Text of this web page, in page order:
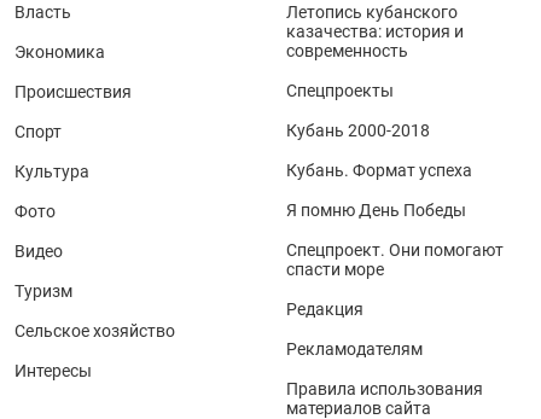
Власть
Экономика
Происшествия
Спорт
Культура
Фото
Видео
Туризм
Сельское хозяйство
Интересы
Летопись кубанского
казачества: история и
современность
Спецпроекты
Кубань 2000-2018
Кубань. Формат успеха
Я помню День Победы
Спецпроект. Они помогают
спасти море
Редакция
Рекламодателям
Правила использования
материалов сайта